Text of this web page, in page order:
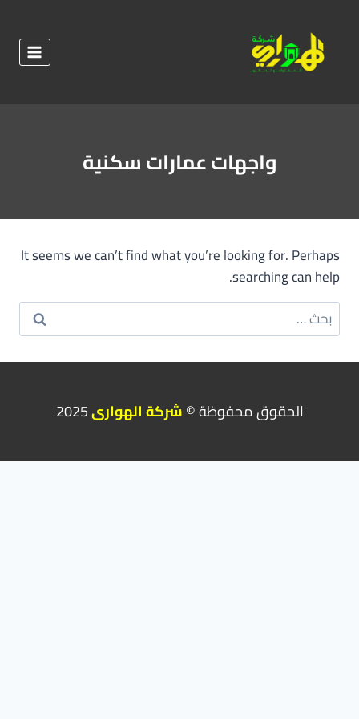
المحتوى
واجهات عمارات سكنية
It seems we can’t find what you’re looking for. Perhaps
searching can help.
البحث
عن:
الحقوق محفوظة ©شركة الهوارى